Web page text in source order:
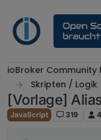
ioBroker Community
Skripten / Logik
[Vorlage]
JavaScript 319